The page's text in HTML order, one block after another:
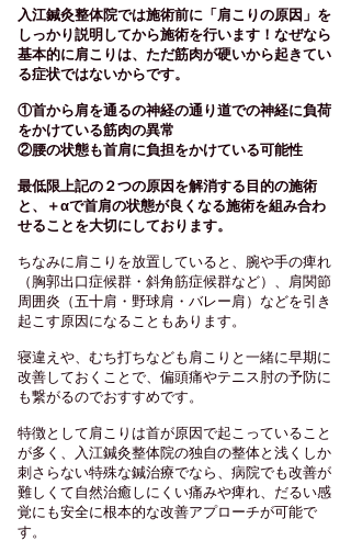
入江鍼灸整体院では施術前に「肩こりの原因」を
しっかり説明してから施術を行います！ なぜなら
基本的に肩こりは、ただ筋肉が硬いから起きてい
る症状ではないからです。
①首から肩を通るの神経の通り道での神経に負荷
をかけている筋肉の異常
②腰の状態も首肩に負担をかけている可能性
最低限上記の２つの原因を解消する目的の施術
と、＋αで首肩の状態が良くなる施術を組み合わ
せることを大切にしております。
ちなみに肩こりを放置していると、腕や手の痺れ
（胸郭出口症候群・斜角筋症候群など）、肩関節
周囲炎（五十肩・野球肩・バレー肩）などを引き
起こす原因になることもあります。
寝違えや、むち打ちなども肩こりと一緒に早期に
改善しておくことで、偏頭痛やテニス肘の予防に
も繋がるのでおすすめです。
特徴として肩こりは首が原因で起こっていること
が多く、
​入江鍼灸整体院の独自の整体と浅くしか
刺さらない特殊な鍼治療でなら、病院でも改善が
難しくて自然治癒しにくい痛みや痺れ、だるい感
覚にも安全に根本的な改善アプローチが可能で
す。